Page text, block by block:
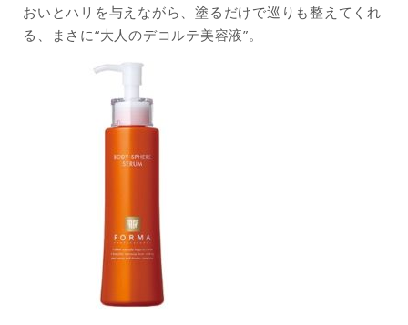
おいとハリを与えながら、塗るだけで巡りも整えてくれ
る、まさに“大人のデコルテ美容液”。